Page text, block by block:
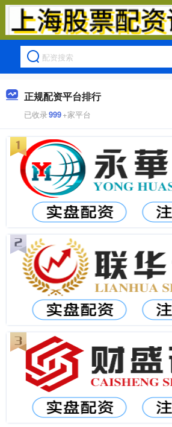
正规配资平台排行
已收录999+家平台